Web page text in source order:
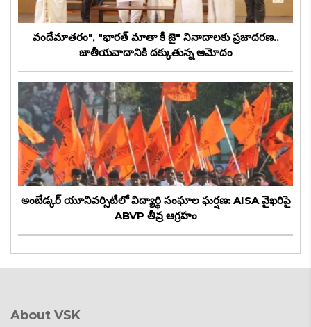
వందేమాతరం", "భారత్ మాతా కీ జై" నినాదాలకు ప్రజాదరణ..
జాతీయవాదానికి దక్కుతున్న ఆమోదం
అంబేడ్కర్ యూనివర్సిటీలో విద్యార్థి సంఘాల ఘర్షణ: AISA వైఖరిపై
ABVP తీవ్ర ఆగ్రహం
About VSK